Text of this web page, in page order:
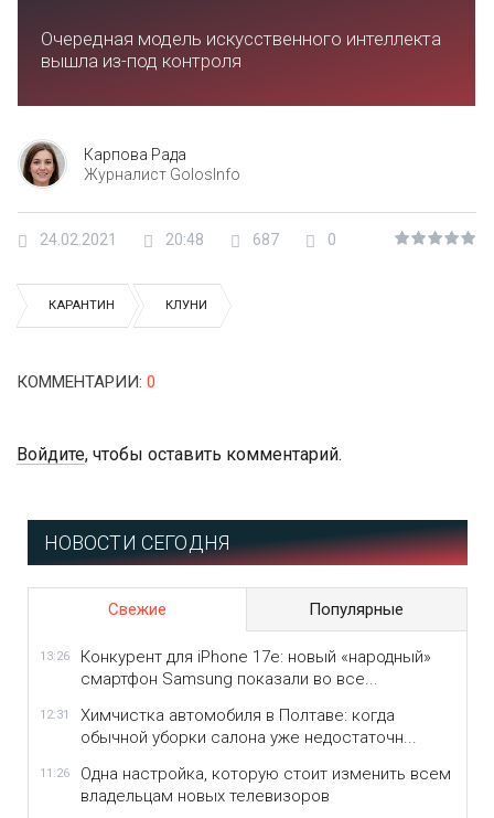
Очередная модель искусственного интеллекта
вышла из-под контроля
Карпова Рада
Журналист GolosInfo
24.02.2021 20:48 687 0
КАРАНТИН КЛУНИ
КОММЕНТАРИИ: 0
Войдите, чтобы оставить комментарий.
НОВОСТИ СЕГОДНЯ
Свежие Популярные
13:26
Конкурент для iPhone 17e: новый «народный»
смартфон Samsung показали во все...
12:31
Химчистка автомобиля в Полтаве: когда
обычной уборки салона уже недостаточн...
11:26
Одна настройка, которую стоит изменить всем
владельцам новых телевизоров